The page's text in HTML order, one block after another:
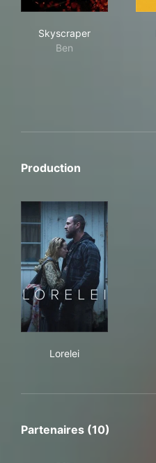
Skyscraper
Ben
Production
Lorelei
Partenaires (10)